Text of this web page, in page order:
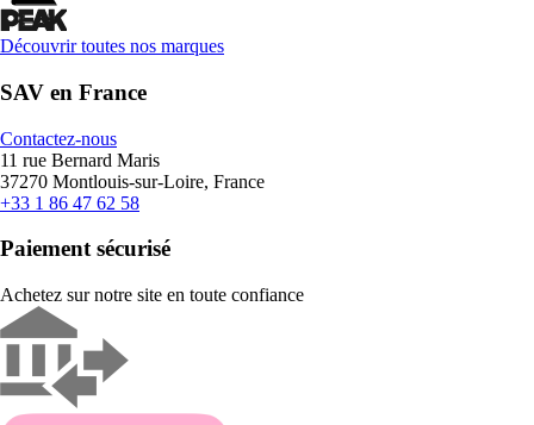
Découvrir toutes nos marques
SAV en France
Contactez-nous
11 rue Bernard Maris
37270 Montlouis-sur-Loire, France
+33 1 86 47 62 58
Paiement sécurisé
Achetez sur notre site en toute confiance